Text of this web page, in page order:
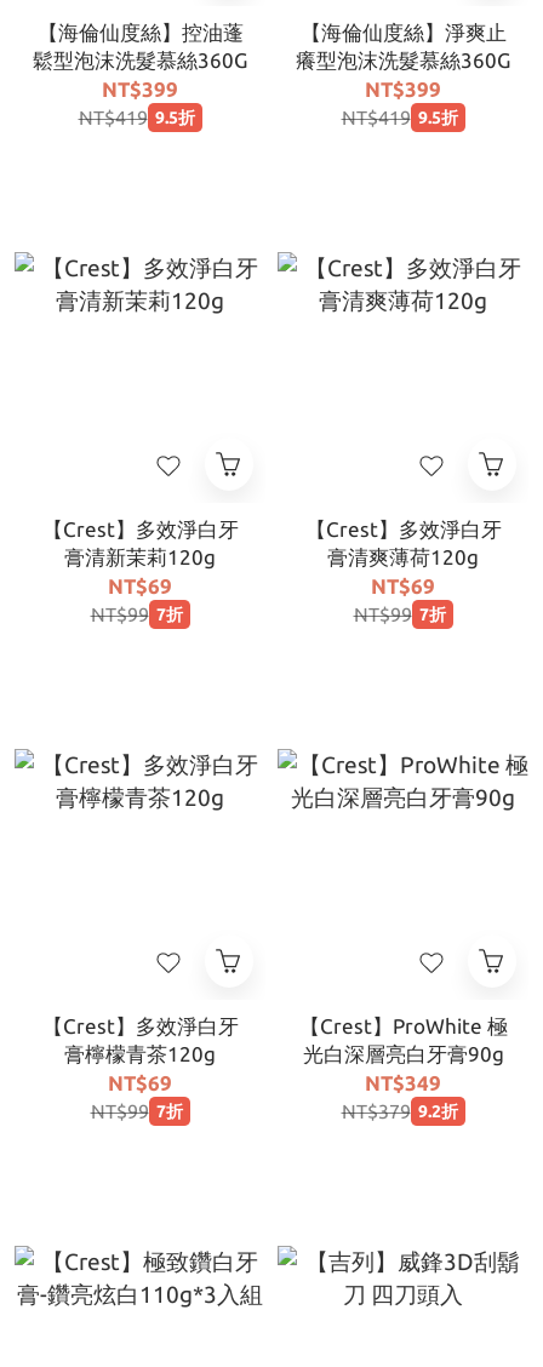
【海倫仙度絲】控油蓬
鬆型泡沫洗髮慕絲360G
NT$399
NT$419 9.5折
【海倫仙度絲】淨爽止
癢型泡沫洗髮慕絲360G
NT$399
NT$419 9.5折
【Crest】多效淨白牙
膏清新茉莉120g
NT$69
NT$99 7折
【Crest】多效淨白牙
膏清爽薄荷120g
NT$69
NT$99 7折
【Crest】多效淨白牙
膏檸檬青茶120g
NT$69
NT$99 7折
【Crest】ProWhite 極
光白深層亮白牙膏90g
NT$349
NT$379 9.2折